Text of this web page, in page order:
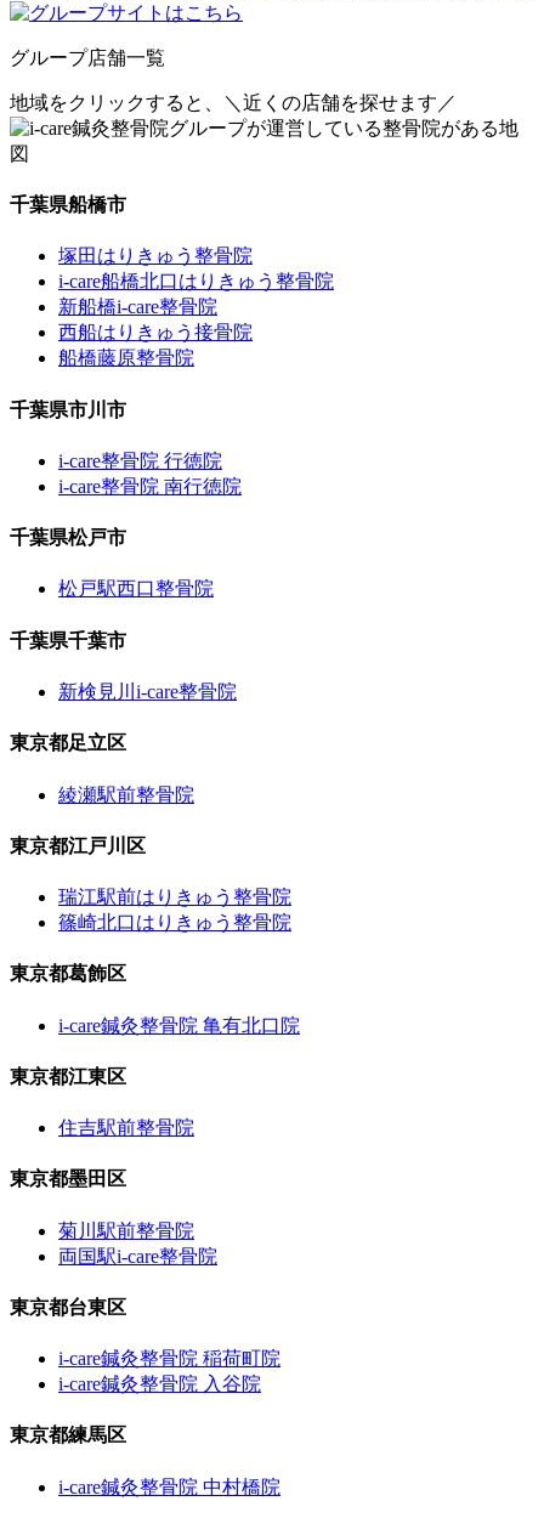
グループ店舗一覧
地域をクリックすると、 ＼近くの店舗を探せます／
千葉県船橋市
塚田はりきゅう整骨院
i-care船橋北口はりきゅう整骨院
新船橋i-care整骨院
西船はりきゅう接骨院
船橋藤原整骨院
千葉県市川市
i-care整骨院 行徳院
i-care整骨院 南行徳院
千葉県松戸市
松戸駅西口整骨院
千葉県千葉市
新検見川i-care整骨院
東京都足立区
綾瀬駅前整骨院
東京都江戸川区
瑞江駅前はりきゅう整骨院
篠崎北口はりきゅう整骨院
東京都葛飾区
i-care鍼灸整骨院 亀有北口院
東京都江東区
住吉駅前整骨院
東京都墨田区
菊川駅前整骨院
両国駅i-care整骨院
東京都台東区
i-care鍼灸整骨院 稲荷町院
i-care鍼灸整骨院 入谷院
東京都練馬区
i-care鍼灸整骨院 中村橋院